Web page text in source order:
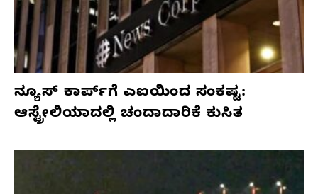
ನ್ಯೂಸ್ ಕಾರ್ಪ್‌ಗೆ ಎಐಯಿಂದ ಸಂಕಷ್ಟ:
ಆಸ್ಟ್ರೇಲಿಯಾದಲ್ಲಿ ಚಂದಾದಾರಿಕೆ ಕುಸಿತ